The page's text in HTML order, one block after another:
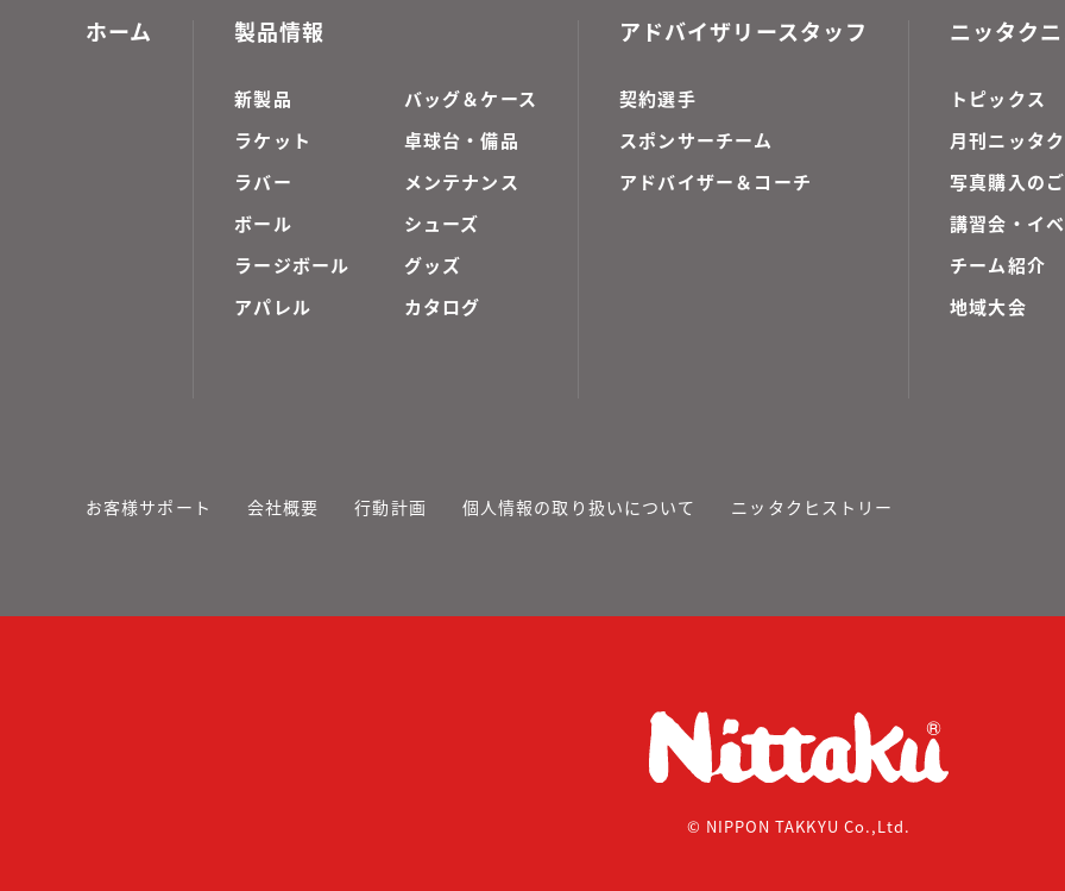
ホーム 製品情報
新製品
バッグ＆ケース
ラケット
卓球台・備品
ラバー
メンテナンス
ボール
シューズ
ラージボール
グッズ
アパレル
カタログ
アドバイザリースタッフ
契約選手
スポンサーチーム
アドバイザー＆コーチ
ニッタク
トピックス
月刊ニッタ
写真購入の
講習会・イ
チーム紹介
地域大会
お客様サポート 会社概要 行動計画 個人情報の取り扱いについて ニッタクヒストリー
© NIPPON TAKKYU Co.,Ltd.